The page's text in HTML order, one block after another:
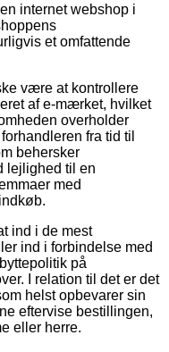
internet webshop i
et omfattende
være at kontrollere
af e-mærket, hvilket
overholder
fra tid til
behersker
lejlighed til en
med
ind i de mest
ind i forbindelse med
på
I relation til det er det
helst opbevarer sin
eftervise bestillingen,
eller herre.